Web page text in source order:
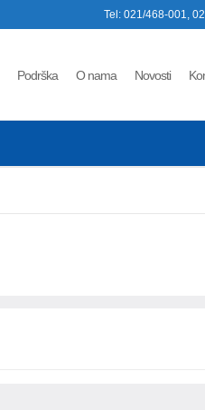
Tel: 021/468-001,
Podrška O nama Novosti